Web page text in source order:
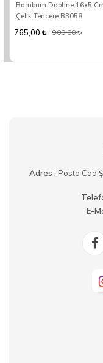
Bambum Daphne 16x5
Çelik Tencere B3058
765,00 900,00
Adres : Posta
E-